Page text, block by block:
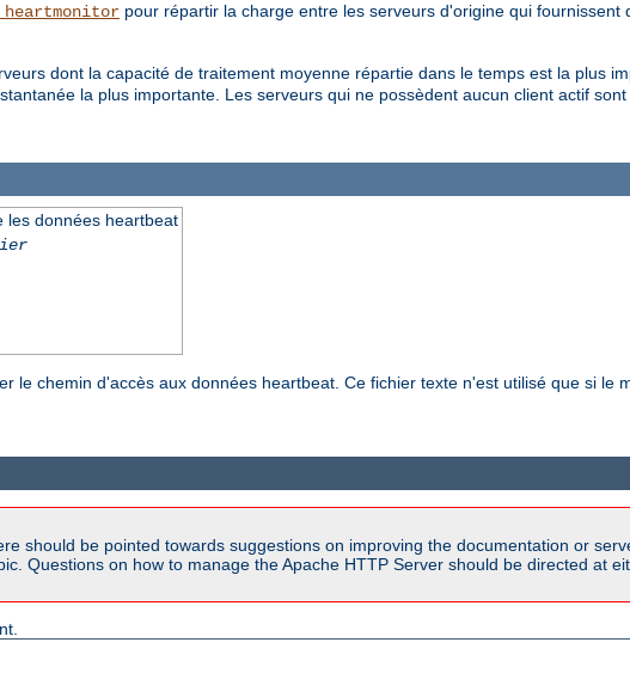
pour répartir la charge entre les serveurs d'origine qui fournissent
dont la capacité de traitement moyenne répartie dans le temps est la plus
la plus importante. Les serveurs qui ne possèdent aucun client actif
les données heartbeat
le chemin d'accès aux données heartbeat. Ce fichier texte n'est utilisé que si le
should be pointed towards suggestions on improving the documentation or
Questions on how to manage the Apache HTTP Server should be directed at